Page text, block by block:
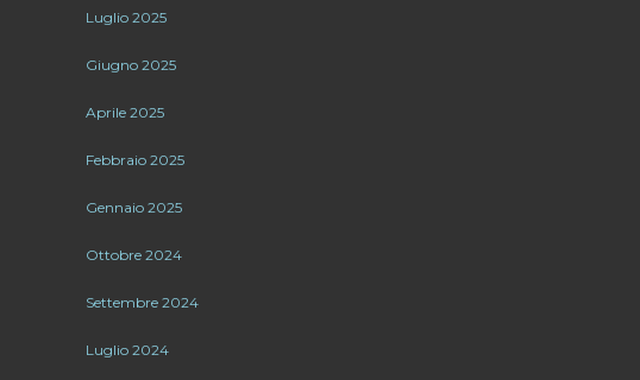
Luglio 2025
Giugno 2025
Aprile 2025
Febbraio 2025
Gennaio 2025
Ottobre 2024
Settembre 2024
Luglio 2024